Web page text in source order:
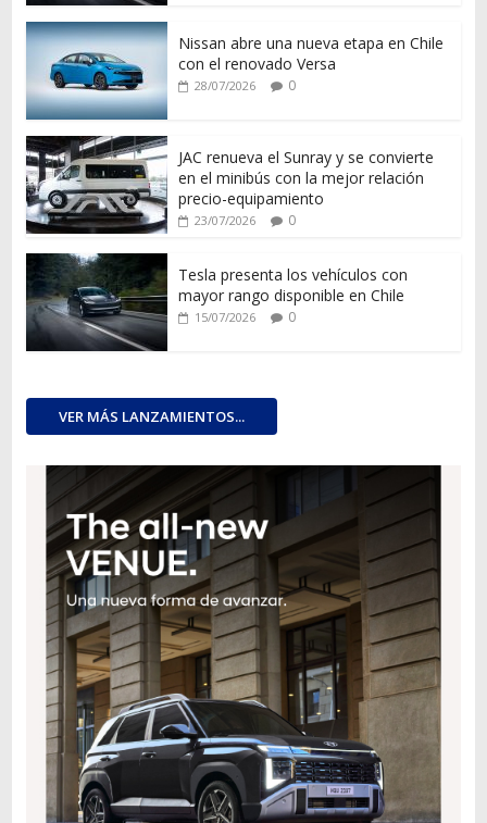
Nissan abre una nueva etapa en Chile
con el renovado Versa
28/07/2026 0
JAC renueva el Sunray y se convierte
en el minibús con la mejor relación
precio-equipamiento
23/07/2026 0
Tesla presenta los vehículos con
mayor rango disponible en Chile
15/07/2026 0
VER MÁS LANZAMIENTOS...